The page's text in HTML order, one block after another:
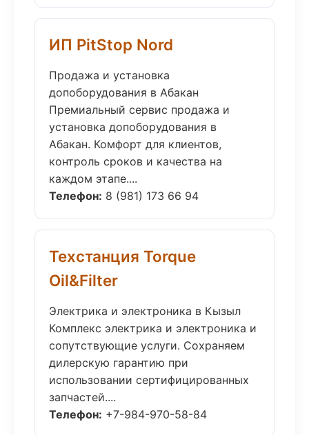
ИП PitStop Nord
Продажа и установка
допоборудования в Абакан
Премиальный сервис продажа и
установка допоборудования в
Абакан. Комфорт для клиентов,
контроль сроков и качества на
каждом этапе....
Телефон: 8 (981) 173 66 94
Техстанция Torque
Oil&Filter
Электрика и электроника в Кызыл
Комплекс электрика и электроника и
сопутствующие услуги. Сохраняем
дилерскую гарантию при
использовании сертифицированных
запчастей....
Телефон: +7-984-970-58-84